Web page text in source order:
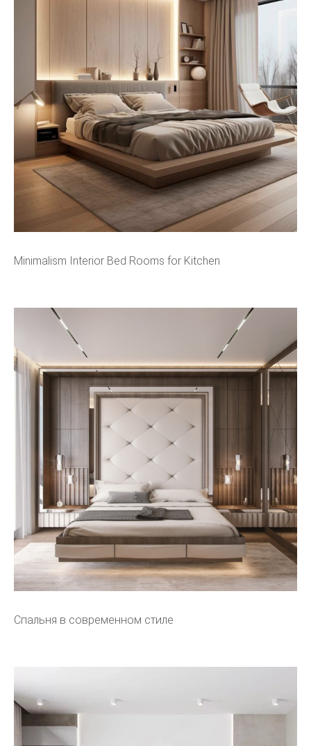
Minimalism Interior Bed Rooms for Kitchen
Спальня в современном стиле